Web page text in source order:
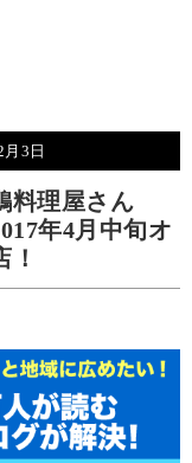
3日
料理屋さん
年4月中旬オ